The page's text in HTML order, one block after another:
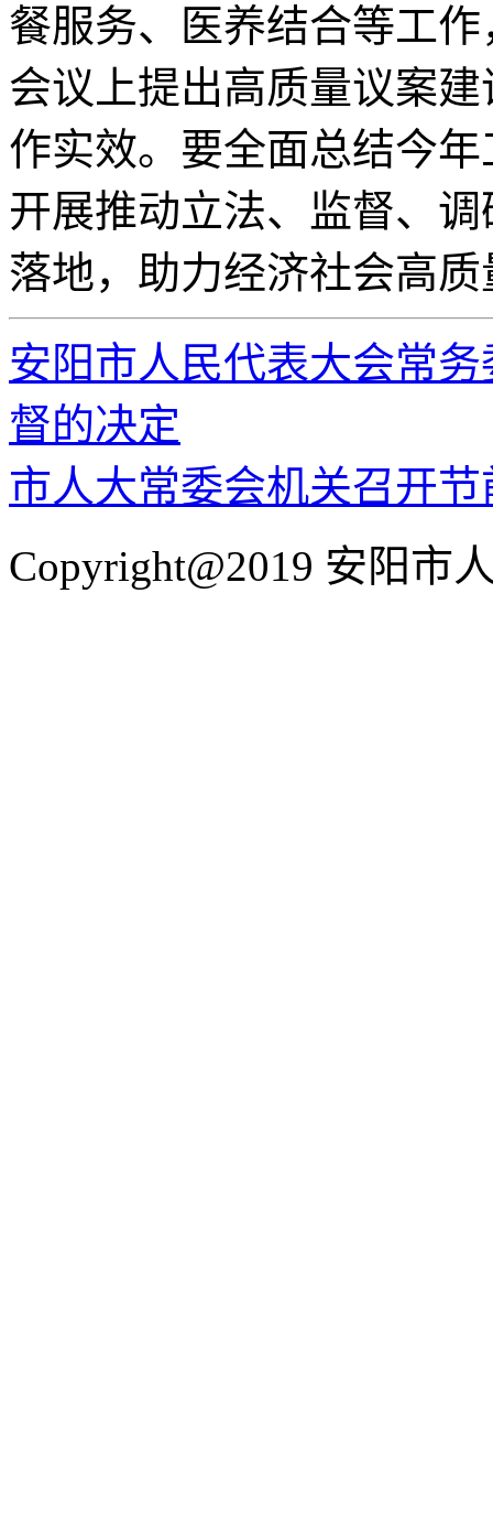
餐服务、医养结合等工
会议上提出高质量议案
作实效。要全面总结今
开展推动立法、监督、
落地，助力经济社会高
安阳市人民代表大会常
督的决定
市人大常委会机关召开
Copyright@2019 安阳市